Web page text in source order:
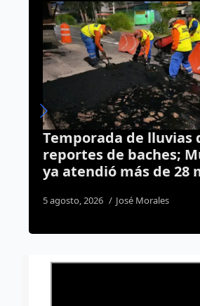
Cae “El Safe” por
Querétaro: lo
cateo de Sinergia
2 agosto, 2026 Susana